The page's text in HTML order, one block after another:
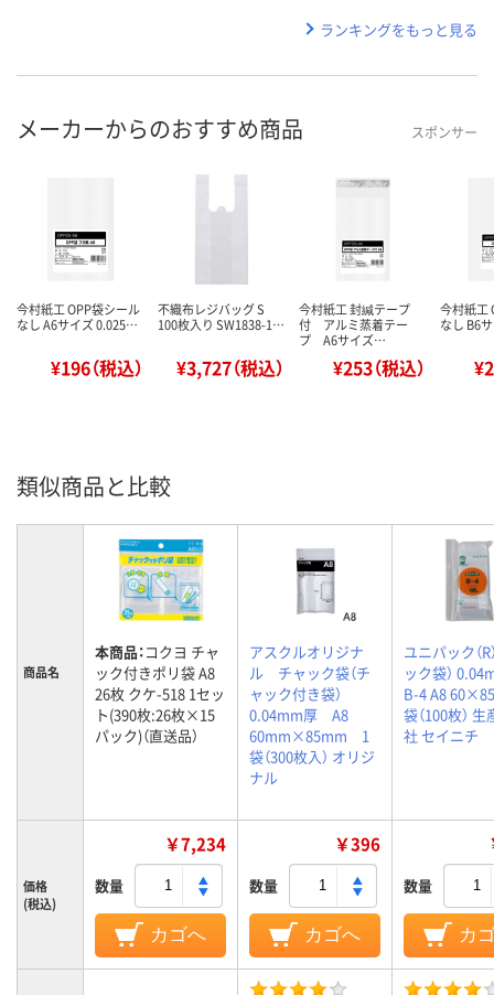
ランキングをもっと見る
メーカーからのおすすめ商品 スポンサー
今村紙工 OPP袋シール
なし A6サイズ 0.025…
¥196（税込）
不織布レジバッグ S
100枚入り SW1838-1…
¥3,727（税込）
今村紙工 封緘テープ
付 アルミ蒸着テー
プ A6サイズ…
¥253（税込）
今村紙工
なし B6
類似商品と比較
商品名
本商品：コクヨ チャ
ック付きポリ袋 A8
26枚 クケ-518 1セッ
ト(390枚:26枚×15
パック)（直送品）
アスクルオリジナ
ル チャック袋（チ
ャック付き袋）
0.04mm厚 A8
60mm×85mm 1
袋（300枚入） オリジ
ナル
ユニパック（R
ック袋）
B-4 A8
袋（100枚）
社 セイニチ
価格
(税込)
￥7,234
数量
カゴへ
￥396
数量
カゴへ
数量
カ